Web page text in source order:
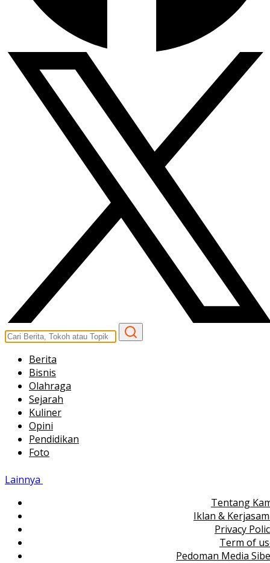
Berita
Bisnis
Olahraga
Sejarah
Kuliner
Opini
Pendidikan
Foto
Lainnya
Tentang
Iklan &
Privacy
Term of
Pedoman Media